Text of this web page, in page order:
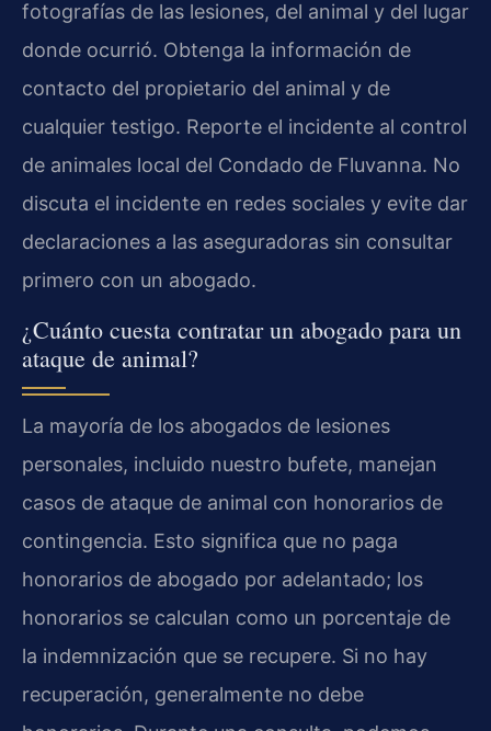
fotografías de las lesiones, del animal y del lugar
donde ocurrió. Obtenga la información de
contacto del propietario del animal y de
cualquier testigo. Reporte el incidente al control
de animales local del Condado de Fluvanna. No
discuta el incidente en redes sociales y evite dar
declaraciones a las aseguradoras sin consultar
primero con un abogado.
¿Cuánto cuesta contratar un abogado para un
ataque de animal?
La mayoría de los abogados de lesiones
personales, incluido nuestro bufete, manejan
casos de ataque de animal con honorarios de
contingencia. Esto significa que no paga
honorarios de abogado por adelantado; los
honorarios se calculan como un porcentaje de
la indemnización que se recupere. Si no hay
recuperación, generalmente no debe